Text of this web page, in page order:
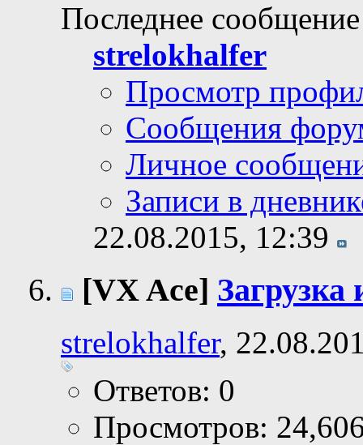
Последнее
strelokhalfer
Просмотр
Сообщения
Личное
Записи в
22.08.2015, 12:39
[VX Ace]
strelokhalfer,
Ответов: 0
Просмотров: